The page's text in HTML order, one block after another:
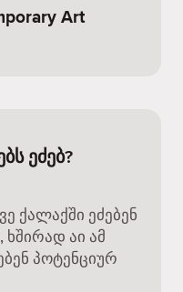
Art
ეძებ?
ქალაქში ეძებენ
აი ამ
პოტენციურ